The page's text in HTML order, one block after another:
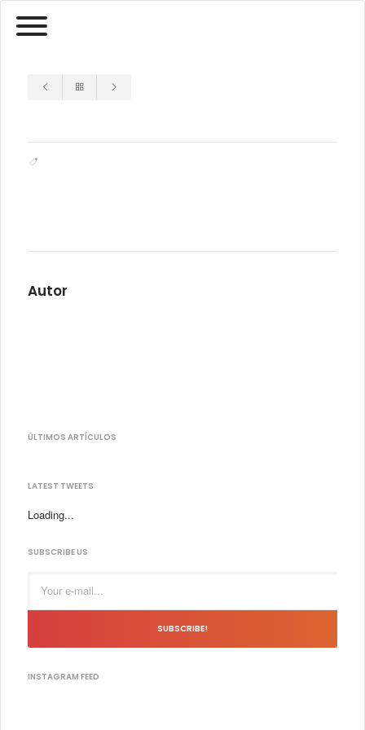
Autor
ÚLTIMOS ARTÍCULOS
LATEST TWEETS
Loading...
SUBSCRIBE US
SUBSCRIBE!
INSTAGRAM FEED